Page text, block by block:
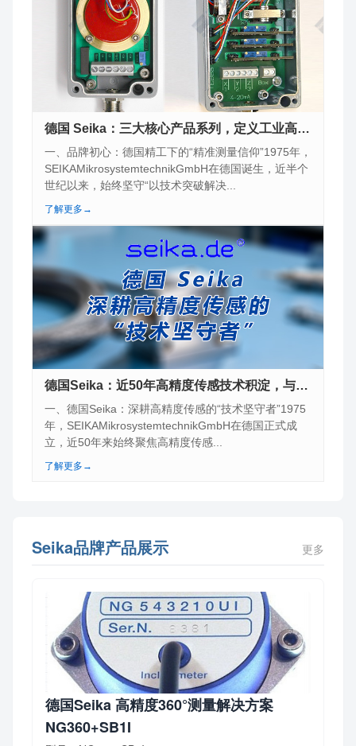
德国 Seika：三大核心产品系列，定义工业高精度测量新标杆...
一、品牌初心：德国精工下的“精准测量信仰”1975年，
SEIKAMikrosystemtechnikGmbH在德国诞生，近半个
世纪以来，始终坚守“以技术突破解决...
了解更多→
德国Seika：近50年高精度传感技术积淀，与北京汉达森共拓...
一、德国Seika：深耕高精度传感的“技术坚守者”1975
年，SEIKAMikrosystemtechnikGmbH在德国正式成
立，近50年来始终聚焦高精度传感...
了解更多→
Seika品牌产品展示 更多
德国Seika 高精度360°测量解决方案
NG360+SB1I